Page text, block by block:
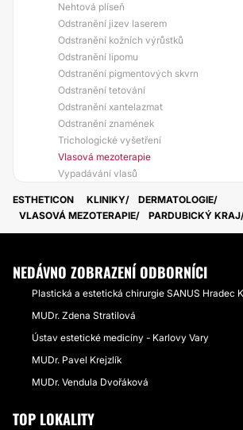
Nehtová plíseň
Odstranění jizev laserem
Odstranění kožních výrůstků
Odstranění lipomu
Odstranění pigmentových skvrn
Odstranění tetování
Odstranění xantelazmat
Odstranění znamének
Trichologické vyšetření
Vlasová mezoterapie
Vypadávání vlasů
ESTHETICON KLINIKY
DERMATOLOGIE
VLASOVÁ MEZOTERAPIE
PARDUBICKÝ KRAJ
NEDÁVNO ZOBRAZENÍ ODBORNÍCI
Plastická a estetická chirurgie SANUS Hradec
MUDr. Zdena Stratilová
Ústav estetické medicíny - Karlovy Vary
MUDr. Pavel Krejzlík
MUDr. Vendula Dvořáková
TOP LOKALITY